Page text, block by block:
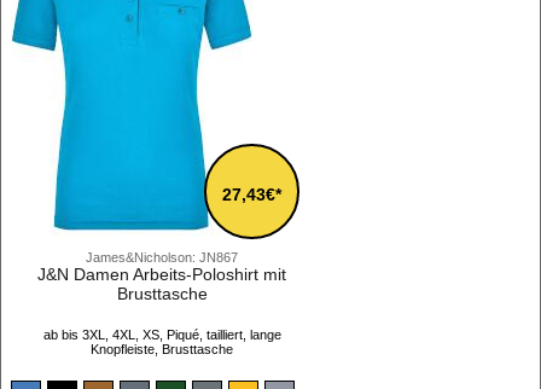
James&Nicholson: JN867
27,43€*
J&N Damen Arbeits-Poloshirt mit
Brusttasche
ab bis 3XL, 4XL, XS, Piqué, tailliert, lange
Knopfleiste, Brusttasche